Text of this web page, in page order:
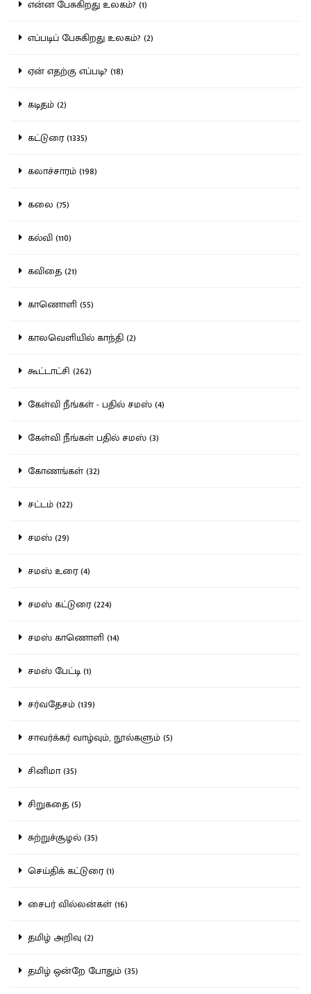
என்ன பேசுகிறது உலகம்? (1)
எப்படிப் பேசுகிறது உலகம்? (2)
ஏன் எதற்கு எப்படி? (18)
கடிதம் (2)
கட்டுரை (1335)
கலாச்சாரம் (198)
கலை (75)
கல்வி (110)
கவிதை (21)
காணொளி (55)
காலவெளியில் காந்தி (2)
கூட்டாட்சி (262)
கேள்வி நீங்கள் - பதில் சமஸ் (4)
கேள்வி நீங்கள் பதில் சமஸ் (3)
கோணங்கள் (32)
சட்டம் (122)
சமஸ் (29)
சமஸ் உரை (4)
சமஸ் கட்டுரை (224)
சமஸ் காணொளி (14)
சமஸ் பேட்டி (1)
சர்வதேசம் (139)
சாவர்க்கர் வாழ்வும், நூல்களும் (5)
சினிமா (35)
சிறுகதை (5)
சுற்றுச்சூழல் (35)
செய்திக் கட்டுரை (1)
சைபர் வில்லன்கள் (16)
தமிழ் அறிவு (2)
தமிழ் ஒன்றே போதும் (35)